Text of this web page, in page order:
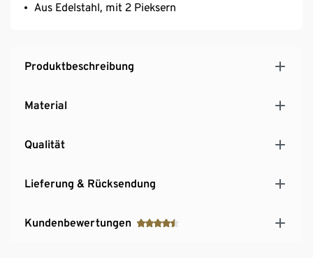
Aus Edelstahl, mit 2 Pieksern
Produktbeschreibung
Material
Qualität
Lieferung & Rücksendung
Kundenbewertungen